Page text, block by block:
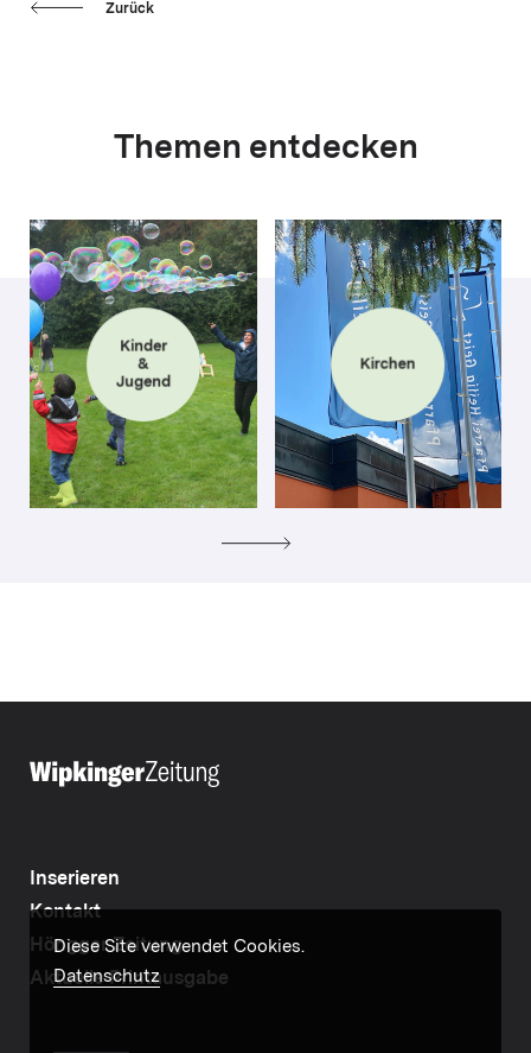
Zurück
Themen entdecken
Kinder
&
Jugend
Kirchen
Inserieren
Kontakt
Höngger Zeitung
Aktuelle Printausgabe
Diese Site verwendet Cookies.
Datenschutz